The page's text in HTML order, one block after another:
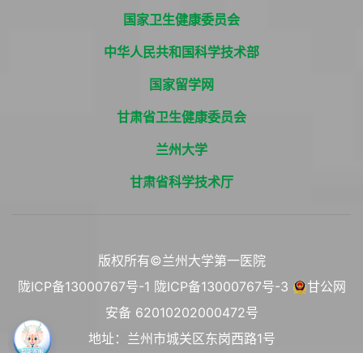
国家卫生健康委员会
中华人民共和国科学技术部
国家留学网
甘肃省卫生健康委员会
兰州大学
甘肃省科学技术厅
版权所有©兰州大学第一医院
陇ICP备13000767号-1
陇ICP备13000767号-3
甘公网
安备 62010202000472号
地址：兰州市城关区东岗西路1号